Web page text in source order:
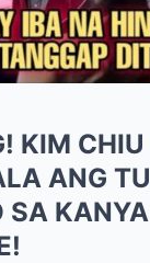
KIM
ANG
SA